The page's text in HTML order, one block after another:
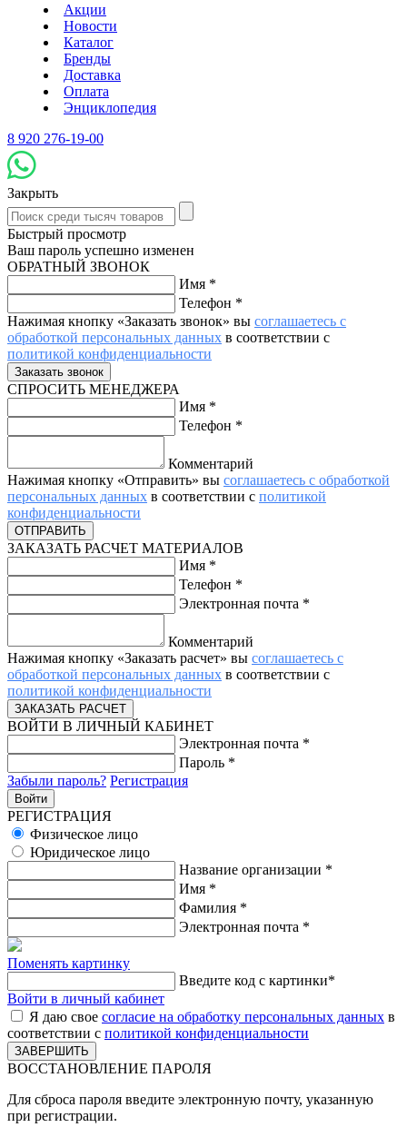
Акции
Новости
Каталог
Бренды
Доставка
Оплата
Энциклопедия
8 920 276-19-00
Закрыть
Быстрый просмотр
Ваш пароль успешно изменен
ОБРАТНЫЙ ЗВОНОК
Имя *
Телефон *
Нажимая кнопку «Заказать звонок» вы соглашаетесь с
обработкой персональных данных в соответствии с
политикой конфиденциальности
СПРОСИТЬ МЕНЕДЖЕРА
Имя *
Телефон *
Комментарий
Нажимая кнопку «Отправить» вы соглашаетесь с обработкой
персональных данных в соответствии с политикой
конфиденциальности
ЗАКАЗАТЬ РАСЧЕТ МАТЕРИАЛОВ
Имя *
Телефон *
Электронная почта *
Комментарий
Нажимая кнопку «Заказать расчет» вы соглашаетесь с
обработкой персональных данных в соответствии с
политикой конфиденциальности
ВОЙТИ В ЛИЧНЫЙ КАБИНЕТ
Электронная почта *
Пароль *
Забыли пароль? Регистрация
РЕГИСТРАЦИЯ
Физическое лицо
Юридическое лицо
Название организации *
Имя *
Фамилия *
Электронная почта *
Поменять картинку
Введите код с картинки*
Войти в личный кабинет
Я даю свое согласие на обработку персональных данных в
соответствии с политикой конфиденциальности
ВОССТАНОВЛЕНИЕ ПАРОЛЯ
Для сброса пароля введите электронную почту, указанную
при регистрации.